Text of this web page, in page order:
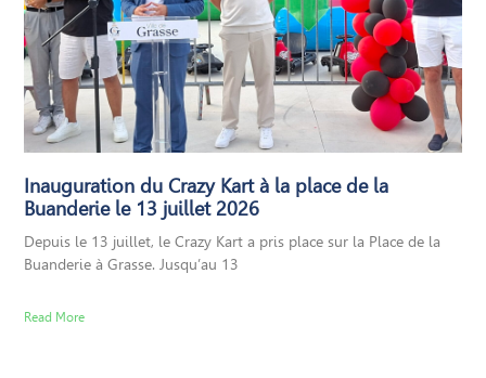
Inauguration du Crazy Kart à la place de la
Buanderie le 13 juillet 2026
Depuis le 13 juillet, le Crazy Kart a pris place sur la Place de la
Buanderie à Grasse. Jusqu’au 13
Read More